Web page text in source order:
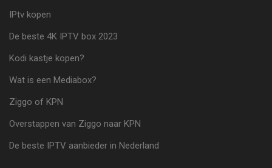
IPtv kopen
De beste 4K IPTV box 2023
Kodi kastje kopen?
Wat is een Mediabox?
Ziggo of KPN
Overstappen van Ziggo naar KPN
De beste IPTV aanbieder in Nederland